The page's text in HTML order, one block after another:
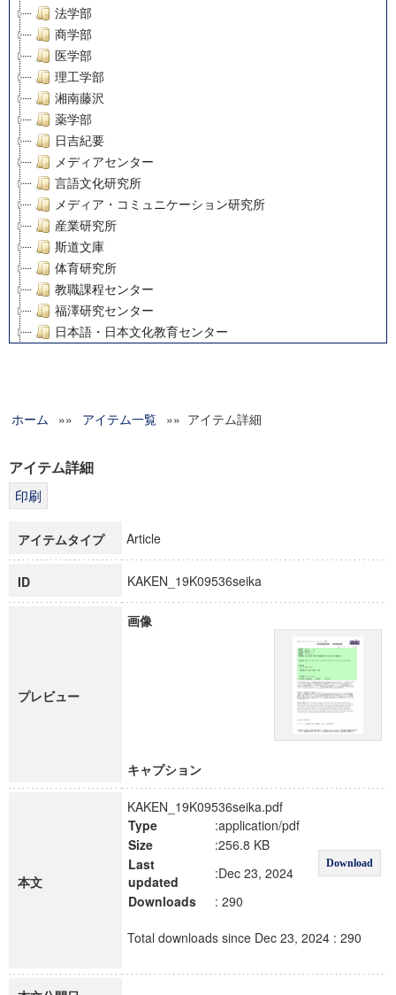
法学部
商学部
医学部
理工学部
湘南藤沢
薬学部
日吉紀要
メディアセンター
言語文化研究所
メディア・コミュニケーション研究所
産業研究所
斯道文庫
体育研究所
教職課程センター
福澤研究センター
日本語・日本文化教育センター
グローバルリサーチインスティテュート
科学研究費補助金研究成果報告書
博士課程教育リーディングプログラム「超成熟社会発展のサ
ホーム »» アイテム一覧 »» アイテム詳細
アイテム詳細
アイテムタイプ Article
ID KAKEN_19K09536seika
プレビュー
画像
キャプション
本文
KAKEN_19K09536seika.pdf
Type
:application/pdf
Download
Size
:256.8 KB
Last
updated
:Dec 23, 2024
Downloads
: 290
Total downloads since Dec 23, 2024 : 290